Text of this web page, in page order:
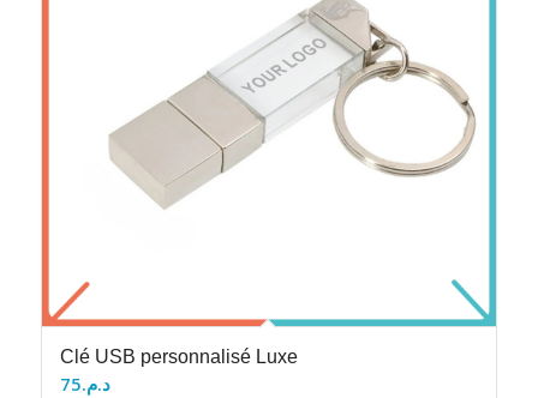
Clé USB personnalisé Luxe
د.م.75